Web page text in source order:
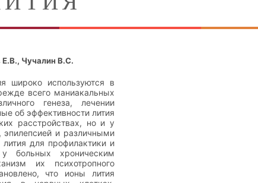
Чучалин В.С.
широко используются в
всего маниакальных
генеза, лечении
об эффективности лития
расстройствах, но и у
эпилепсией и различными
для профилактики и
больных хроническим
их психотропного
что ионы лития